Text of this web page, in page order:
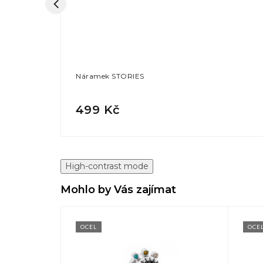
Náramek STORIES
499 Kč
High-contrast mode
Mohlo by Vás zajímat
OCEL